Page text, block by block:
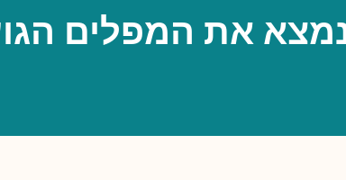
נמצא את המפלים